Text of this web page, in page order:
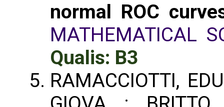
normal ROC
MATHEMATICAL
Qualis: B3
RAMACCIOTTI,